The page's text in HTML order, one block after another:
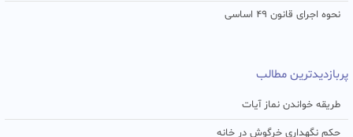
نحوه اجرای قانون ۴۹ اساسی
پربازدیدترین مطالب
طریقه خواندن نماز آیات
حکم نگهداری خرگوش در خانه